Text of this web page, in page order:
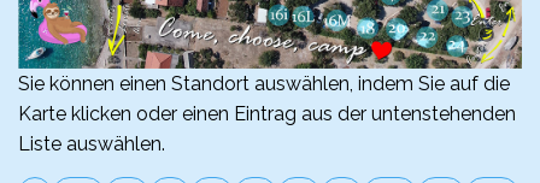
Sie können einen Standort auswählen, indem Sie auf die
Karte klicken oder einen Eintrag aus der untenstehenden
Liste auswählen.